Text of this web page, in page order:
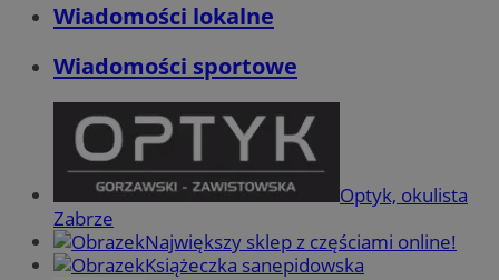
Wiadomości lokalne
Wiadomości sportowe
Optyk, okulista
Zabrze
Największy sklep z częściami online!
Książeczka sanepidowska